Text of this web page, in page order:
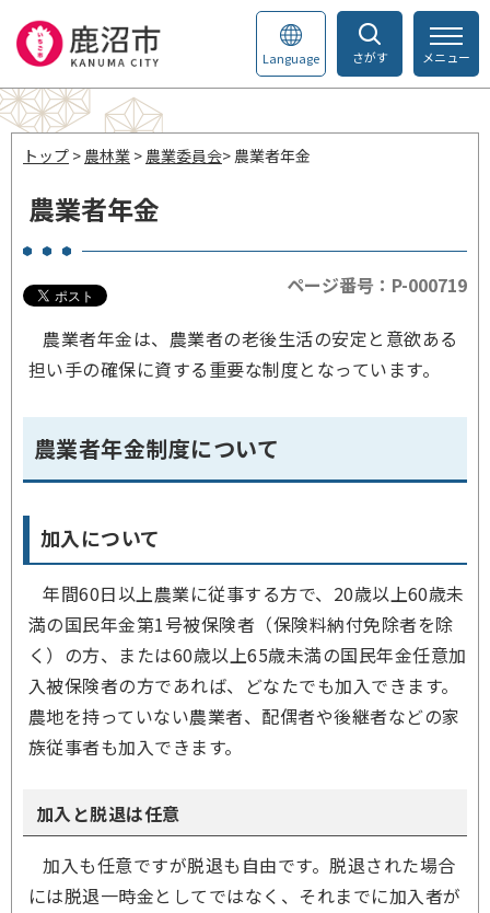
さがす
Language メニュー
トップ > 農林業 > 農業委員会> 農業者年金
農業者年金
ページ番号：P-000719
農業者年金は、農業者の老後生活の安定と意欲ある
担い手の確保に資する重要な制度となっています。
農業者年金制度について
加入について
年間60日以上農業に従事する方で、20歳以上60歳未
満の国民年金第1号被保険者（保険料納付免除者を除
く）の方、または60歳以上65歳未満の国民年金任意加
入被保険者の方であれば、どなたでも加入できます。
農地を持っていない農業者、配偶者や後継者などの家
族従事者も加入できます。
加入と脱退は任意
加入も任意ですが脱退も自由です。脱退された場合
には脱退一時金としてではなく、それまでに加入者が